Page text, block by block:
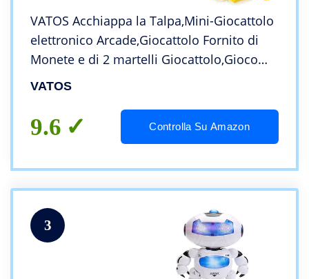
VATOS Acchiappa la Talpa,Mini-Giocattolo
elettronico Arcade,Giocattolo Fornito di
Monete e di 2 martelli Giocattolo,Gioco
interattivo per i Bambini e Bambini di età
VATOS
9.6 Controlla Su Amazon
3